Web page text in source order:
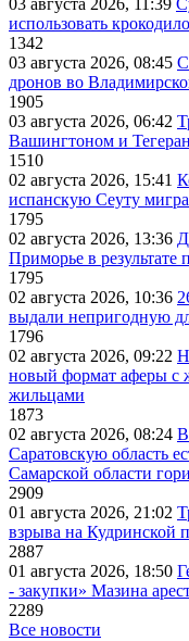
03 августа 2026, 11:39
использовать
1342
03 августа 2026, 08:45
дронов во
1905
03 августа 2026, 06:42
Вашингтоном и
1510
02 августа 2026, 15:41
испанскую Сеуту
1795
02 августа 2026, 13:36
Приморье в результате
1795
02 августа 2026, 10:36
выдали непригодную
1796
02 августа 2026, 09:22
новый формат аферы с
жильцами
1873
02 августа 2026, 08:24 В
Саратовскую область
Самарской области
2909
01 августа 2026, 21:02
взрыва на Кудринской
2887
01 августа 2026, 18:50
- закупки» Мазина
2289
Все новости